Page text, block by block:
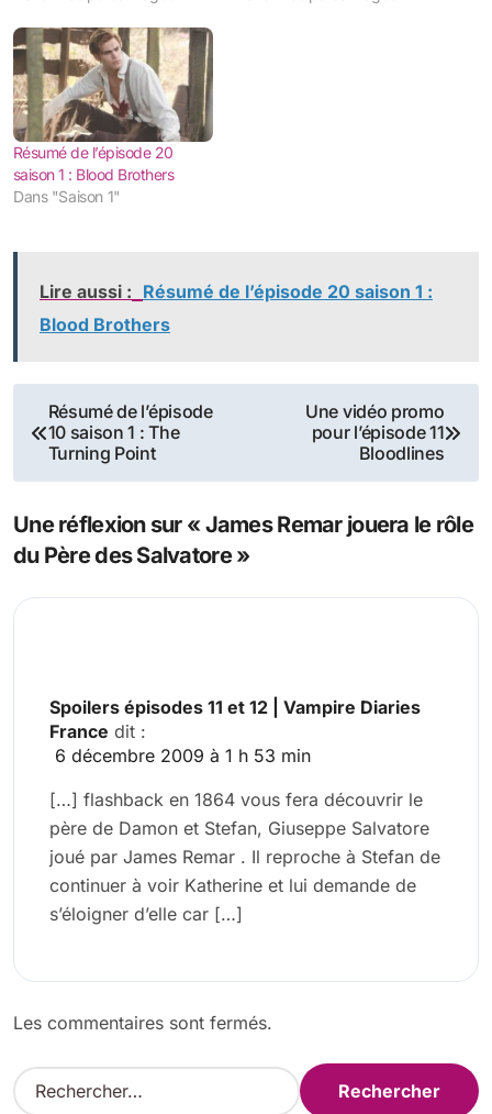
Résumé de l’épisode 20
saison 1 : Blood Brothers
Dans "Saison 1"
Lire aussi : Résumé de l’épisode 20 saison 1 :
Blood Brothers
Navigation
de
l’article
Résumé de l’épisode
10 saison 1 : The
Turning Point
Une vidéo promo
pour l’épisode 11
Bloodlines
Une réflexion sur « James Remar jouera le rôle
du Père des Salvatore »
Spoilers épisodes 11 et 12 | Vampire Diaries
France dit :
6 décembre 2009 à 1 h 53 min
[…] flashback en 1864 vous fera découvrir le
père de Damon et Stefan, Giuseppe Salvatore
joué par James Remar . Il reproche à Stefan de
continuer à voir Katherine et lui demande de
s’éloigner d’elle car […]
Les commentaires sont fermés.
R
e